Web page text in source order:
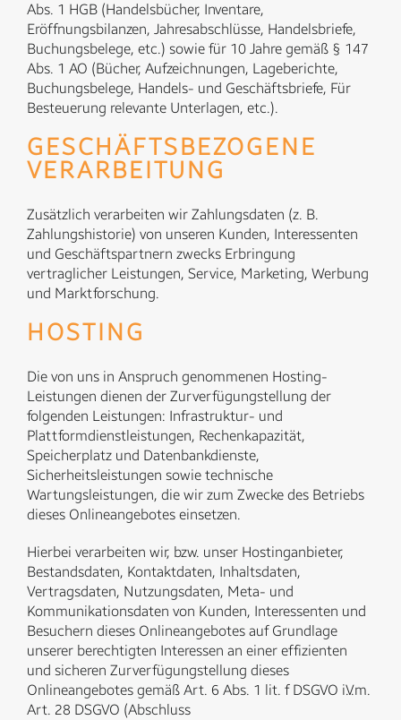
Abs. 1 HGB (Handelsbücher, Inventare,
Eröffnungsbilanzen, Jahresabschlüsse, Handelsbriefe,
Buchungsbelege, etc.) sowie für 10 Jahre gemäß § 147
Abs. 1 AO (Bücher, Aufzeichnungen, Lageberichte,
Buchungsbelege, Handels- und Geschäftsbriefe, Für
Besteuerung relevante Unterlagen, etc.).
GESCHÄFTSBEZOGENE
VERARBEITUNG
Zusätzlich verarbeiten wir Zahlungsdaten (z. B.
Zahlungshistorie) von unseren Kunden, Interessenten
und Geschäftspartnern zwecks Erbringung
vertraglicher Leistungen, Service, Marketing, Werbung
und Marktforschung.
HOSTING
Die von uns in Anspruch genommenen Hosting-
Leistungen dienen der Zurverfügungstellung der
folgenden Leistungen: Infrastruktur- und
Plattformdienstleistungen, Rechenkapazität,
Speicherplatz und Datenbankdienste,
Sicherheitsleistungen sowie technische
Wartungsleistungen, die wir zum Zwecke des Betriebs
dieses Onlineangebotes einsetzen.
Hierbei verarbeiten wir, bzw. unser Hostinganbieter,
Bestandsdaten, Kontaktdaten, Inhaltsdaten,
Vertragsdaten, Nutzungsdaten, Meta- und
Kommunikationsdaten von Kunden, Interessenten und
Besuchern dieses Onlineangebotes auf Grundlage
unserer berechtigten Interessen an einer effizienten
und sicheren Zurverfügungstellung dieses
Onlineangebotes gemäß Art. 6 Abs. 1 lit. f DSGVO i.V.m.
Art. 28 DSGVO (Abschluss